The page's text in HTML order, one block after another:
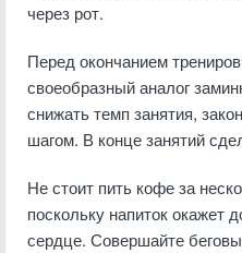
через рот.
Перед окончанием
своеобразный аналог
снижать темп занятия,
шагом. В конце занятий
Не стоит пить кофе за
поскольку напиток окажет
сердце. Совершайте